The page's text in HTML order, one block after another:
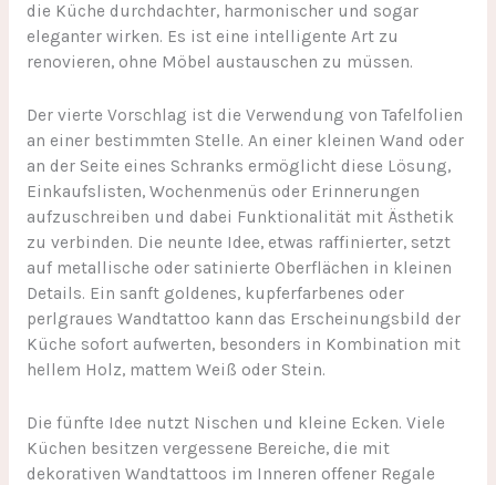
die Küche durchdachter, harmonischer und sogar
eleganter wirken. Es ist eine intelligente Art zu
renovieren, ohne Möbel austauschen zu müssen.
Der vierte Vorschlag ist die Verwendung von Tafelfolien
an einer bestimmten Stelle. An einer kleinen Wand oder
an der Seite eines Schranks ermöglicht diese Lösung,
Einkaufslisten, Wochenmenüs oder Erinnerungen
aufzuschreiben und dabei Funktionalität mit Ästhetik
zu verbinden. Die neunte Idee, etwas raffinierter, setzt
auf metallische oder satinierte Oberflächen in kleinen
Details. Ein sanft goldenes, kupferfarbenes oder
perlgraues Wandtattoo kann das Erscheinungsbild der
Küche sofort aufwerten, besonders in Kombination mit
hellem Holz, mattem Weiß oder Stein.
Die fünfte Idee nutzt Nischen und kleine Ecken. Viele
Küchen besitzen vergessene Bereiche, die mit
dekorativen Wandtattoos im Inneren offener Regale